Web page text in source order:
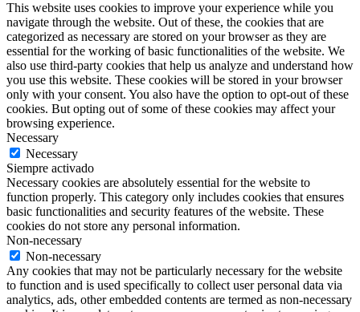
This website uses cookies to improve your experience while you
navigate through the website. Out of these, the cookies that are
categorized as necessary are stored on your browser as they are
essential for the working of basic functionalities of the website. We
also use third-party cookies that help us analyze and understand how
you use this website. These cookies will be stored in your browser
only with your consent. You also have the option to opt-out of these
cookies. But opting out of some of these cookies may affect your
browsing experience.
Necessary
Necessary
Siempre activado
Necessary cookies are absolutely essential for the website to
function properly. This category only includes cookies that ensures
basic functionalities and security features of the website. These
cookies do not store any personal information.
Non-necessary
Non-necessary
Any cookies that may not be particularly necessary for the website
to function and is used specifically to collect user personal data via
analytics, ads, other embedded contents are termed as non-necessary